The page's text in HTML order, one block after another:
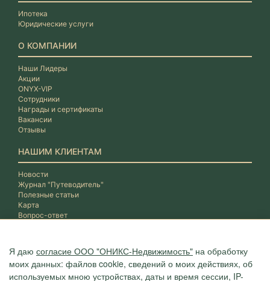
Я даю согласие ООО "ОНИКС-Недвижимость" на обработку
моих данных: файлов cookie, сведений о моих действиях, об
используемых мною устройствах, даты и время сессии, IP-
Ипотека
Юридические услуги
О КОМПАНИИ
Наши Лидеры
Акции
ONYX-VIP
Сотрудники
Награды и сертификаты
Вакансии
Отзывы
НАШИМ КЛИЕНТАМ
Новости
Журнал "Путеводитель"
Полезные статьи
Карта
Вопрос-ответ